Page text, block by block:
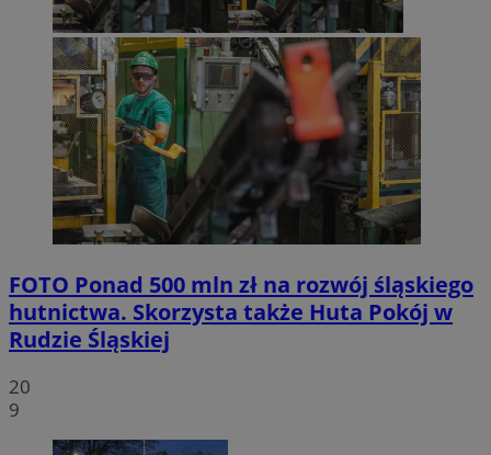
FOTO Ponad 500 mln zł na rozwój śląskiego
hutnictwa. Skorzysta także Huta Pokój w
Rudzie Śląskiej
20
9